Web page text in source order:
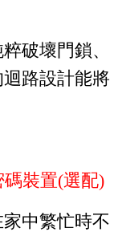
破壞門鎖、
路設計能將
碼裝置(選配)
中繁忙時不